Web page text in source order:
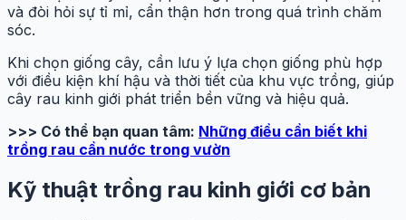
và đòi hỏi sự tỉ mỉ, cẩn thận hơn trong quá trình chăm
sóc.
Khi chọn giống cây, cần lưu ý lựa chọn giống phù hợp
với điều kiện khí hậu và thời tiết của khu vực trồng, giúp
cây rau kinh giới phát triển bền vững và hiệu quả.
>>> Có thể bạn quan tâm: Những điều cần biết khi
trồng rau cần nước trong vườn
Kỹ thuật trồng rau kinh giới cơ bản